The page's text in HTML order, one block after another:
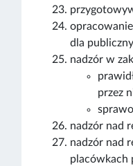
dla
nadzór w
przez
nadzór nad
nadzór nad
placówkach